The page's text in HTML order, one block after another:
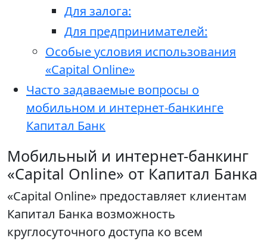
Для залога:
Для предпринимателей:
Особые условия использования
«Capital Online»
Часто задаваемые вопросы о
мобильном и интернет-банкинге
Капитал Банк
Мобильный и интернет-банкинг
«Capital Online» от Капитал Банка
«Capital Online» предоставляет клиентам
Капитал Банка возможность
круглосуточного доступа ко всем